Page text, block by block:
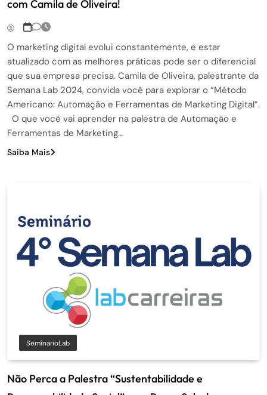
com Camila de Oliveira!
O marketing digital evolui constantemente, e estar
atualizado com as melhores práticas pode ser o diferencial
que sua empresa precisa. Camila de Oliveira, palestrante da
Semana Lab 2024, convida você para explorar o “Método
Americano: Automação e Ferramentas de Marketing Digital”.
O que você vai aprender na palestra de Automação e
Ferramentas de Marketing…
Saiba Mais
SeminarioLab
Não Perca a Palestra “Sustentabilidade e